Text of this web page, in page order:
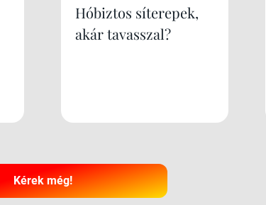
Hóbiztos síterepek,
akár tavasszal?
Kérek még!